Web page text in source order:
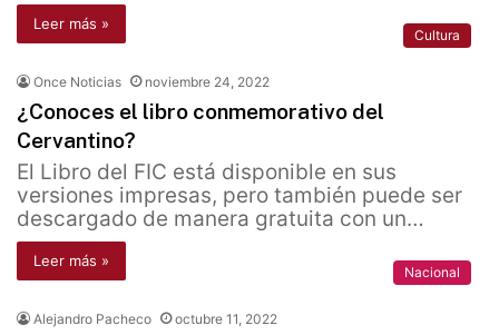
Leer más »
Cultura
Once Noticias noviembre 24, 2022
¿Conoces el libro conmemorativo del
Cervantino?
El Libro del FIC está disponible en sus
versiones impresas, pero también puede ser
descargado de manera gratuita con un…
Leer más »
Nacional
Alejandro Pacheco octubre 11, 2022